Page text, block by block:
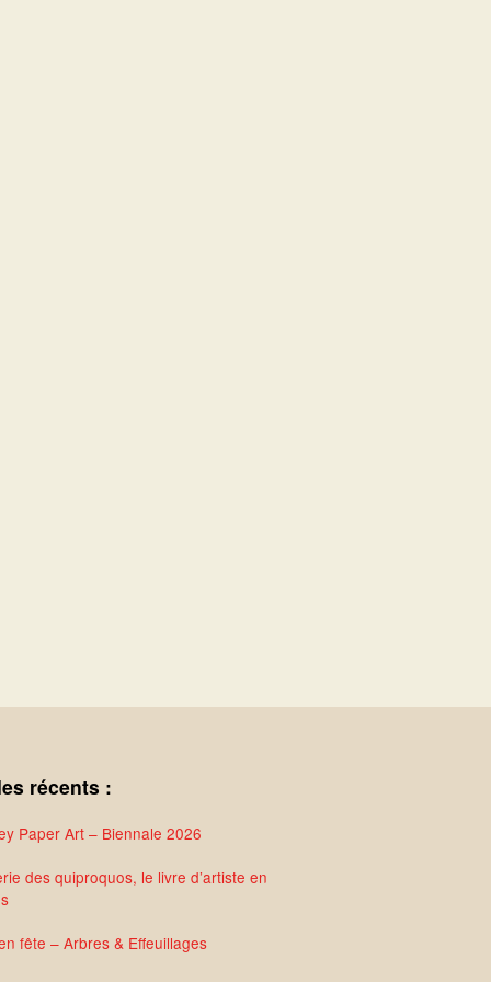
récents :
Paper Art – Biennale 2026
des quiproquos, le livre d’artiste en
fête – Arbres & Effeuillages